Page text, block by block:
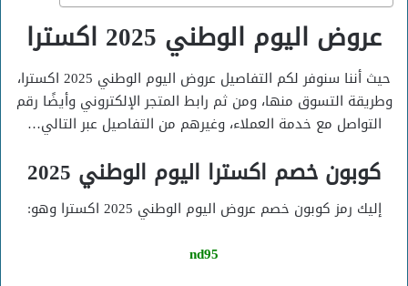
عروض اليوم الوطني 2025 اكسترا
حيث أننا سنوفر لكم التفاصيل عروض اليوم الوطني 2025 اكسترا،
وطريقة التسوق منها، ومن ثم رابط المتجر الإلكتروني وأيضًا رقم
التواصل مع خدمة العملاء، وغيرهم من التفاصيل عبر التالي…
كوبون خصم اكسترا اليوم الوطني 2025
إليك رمز كوبون خصم عروض اليوم الوطني 2025 اكسترا وهو:
nd95